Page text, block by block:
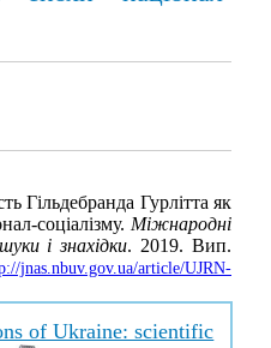
Гільдебранда Гурлітта як
соціалізму. Міжнародні
і знахідки. 2019. Вип.
jnas.nbuv.gov.ua/article/UJRN-
of Ukraine: scientific